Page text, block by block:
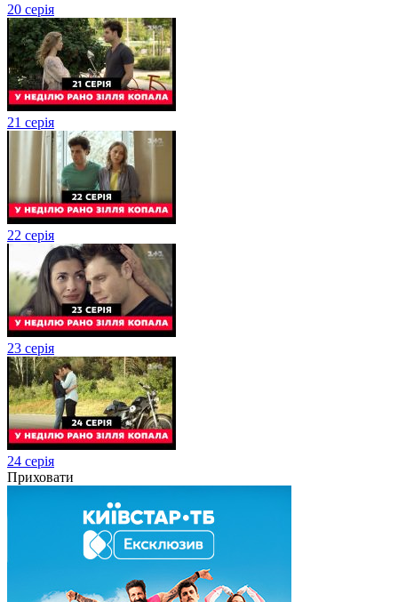
20 серія
21 серія
22 серія
23 серія
24 серія
Приховати